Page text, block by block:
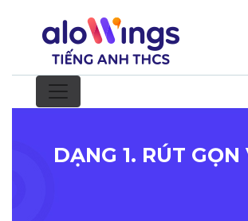
DẠNG 1. RÚT